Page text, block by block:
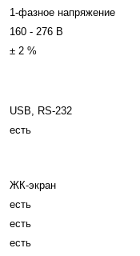
1-фазное напряжение
160 - 276 В
± 2 %
USB, RS-232
есть
ЖК-экран
есть
есть
есть